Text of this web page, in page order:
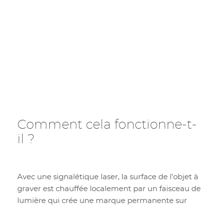
Comment cela fonctionne-t-
il ?
Avec une signalétique laser, la surface de l'objet à
graver est chauffée localement par un faisceau de
lumière qui crée une marque permanente sur